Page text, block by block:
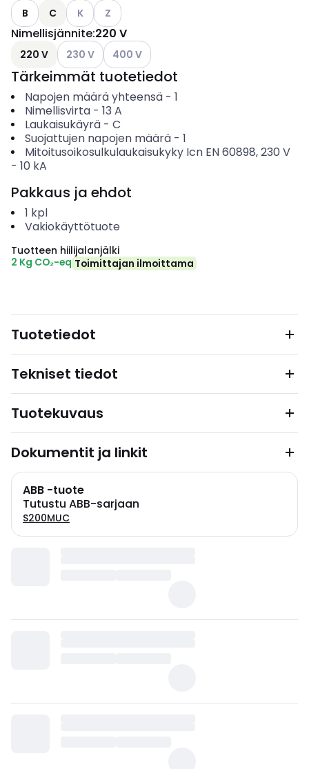
B C Katso käytettävissä olevat vaihtoehdot
K Katso käytettävissä olevat vaihtoehdot
Z
Nimellisjännite:220 V
220 V Katso käytettävissä olevat vaihtoehdot
230 V Katso käytettävissä olevat vaihtoehdot
400 V
Tärkeimmät tuotetiedot
Napojen määrä yhteensä- 1
Nimellisvirta- 13 A
Laukaisukäyrä- C
Suojattujen napojen määrä- 1
Mitoitusoikosulkulaukaisukyky Icn EN 60898, 230 V
- 10 kA
Pakkaus ja ehdot
1 kpl
Vakiokäyttötuote
Tuotteen hiilijalanjälki
2 Kg CO₂-eq Toimittajan ilmoittama
Tuotetiedot
Tekniset tiedot
Tuotekuvaus
Dokumentit ja linkit
ABB -tuote
Tutustu ABB-sarjaan
S200MUC